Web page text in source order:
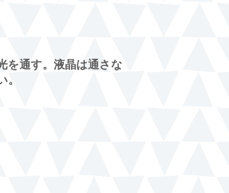
を通す。液晶は通さな
。